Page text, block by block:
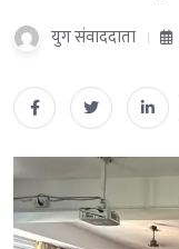
युग संवाददाता